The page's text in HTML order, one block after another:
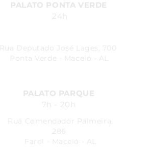
PALATO PONTA VERDE
24h
Rua Deputado José Lages, 700
Ponta Verde - Maceió - AL
PALATO PARQUE
7h - 20h
Rua Comendador Palmeira,
286
Farol - Maceió - AL